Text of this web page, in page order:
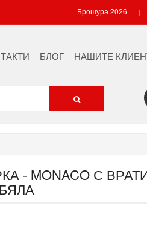
Брошура 2026
БЛОГ НАШИТЕ
- MONACO С